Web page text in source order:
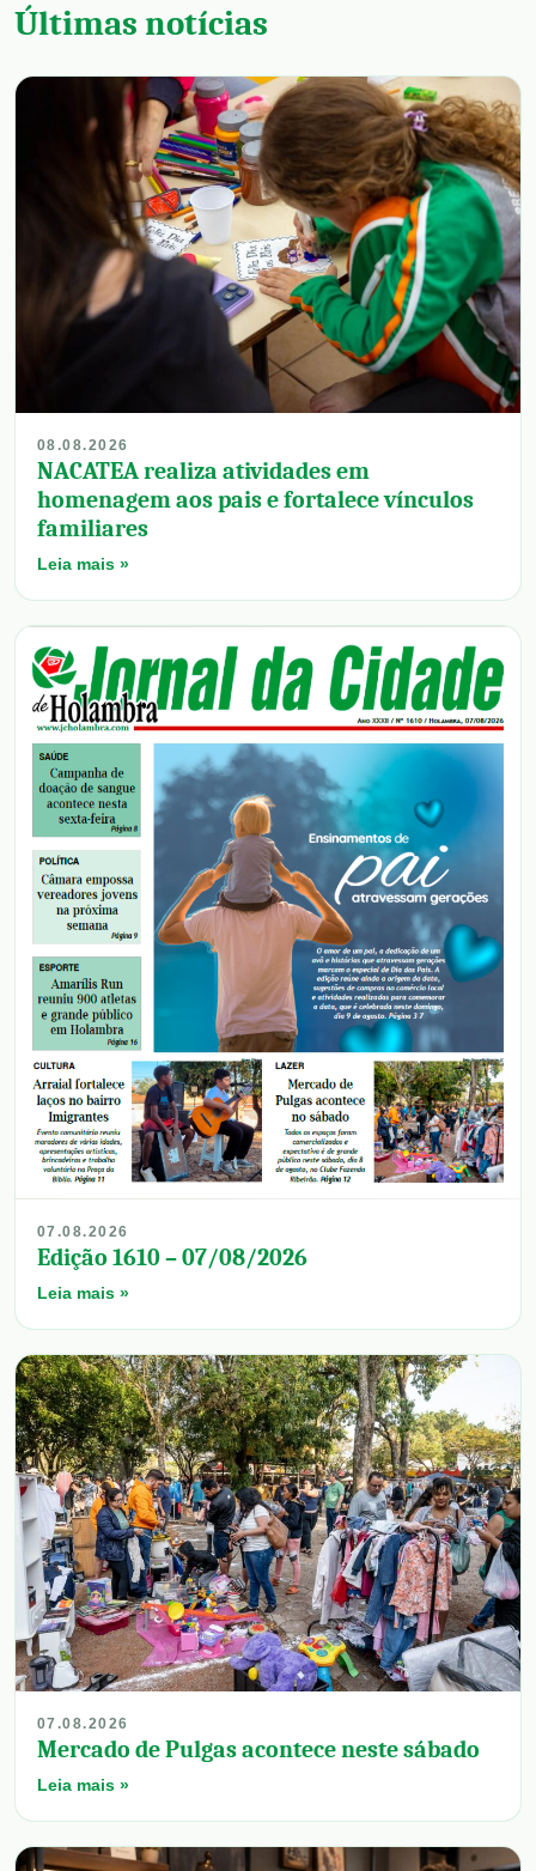
Últimas notícias
08.08.2026
NACATEA realiza atividades em
homenagem aos pais e fortalece vínculos
familiares
Leia mais »
07.08.2026
Edição 1610 – 07/08/2026
Leia mais »
07.08.2026
Mercado de Pulgas acontece neste sábado
Leia mais »